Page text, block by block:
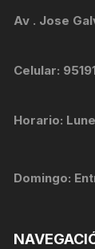
Av . Jose
Celular:
Horario:
Domingo: